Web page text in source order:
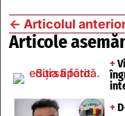
← Articolul
Articole
+
+